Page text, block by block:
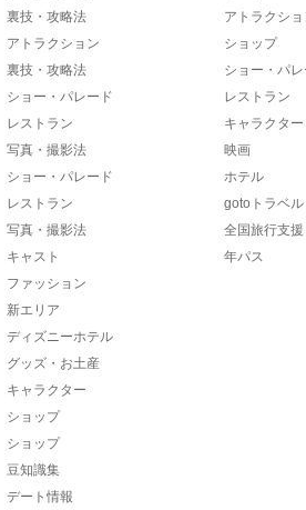
裏技・攻略法
アトラクション
裏技・攻略法
ショー・パレード
レストラン
写真・撮影法
ショー・パレード
レストラン
写真・撮影法
キャスト
ファッション
新エリア
ディズニーホテル
グッズ・お土産
キャラクター
ショップ
ショップ
豆知識集
デート情報
アトラクシ
ショップ
ショー・パ
レストラン
キャラクター
映画
ホテル
gotoトラベル
全国旅行支援
年パス